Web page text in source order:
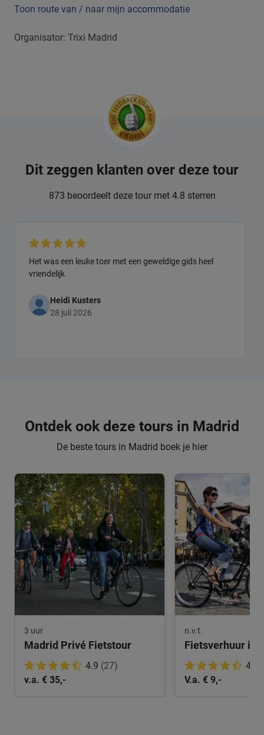
Toon route van / naar mijn accommodatie
Organisator: Trixi Madrid
Dit zeggen klanten over deze tour
873 beoordeelt deze tour met 4.8 sterren
Het was een leuke toer met een geweldige gids heel
vriendelijk
Heidi Kusters
28 juli 2026
Ontdek ook deze tours in Madrid
De beste tours in Madrid boek je hier
3 uur
Madrid Privé Fietstour
4.9 (27)
v.a. € 35,-
n.v.t.
Fietsverhuur in
4.7
V.a. € 9,-